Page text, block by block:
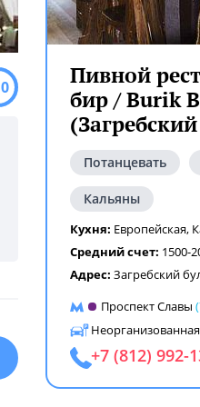
Пивной
бир / Burik
Потанцевать
Кальяны
Кухня: Европейская,
Средний счет: 1500-
Адрес: Загребский
Проспект Славы
+7 (812) 992-